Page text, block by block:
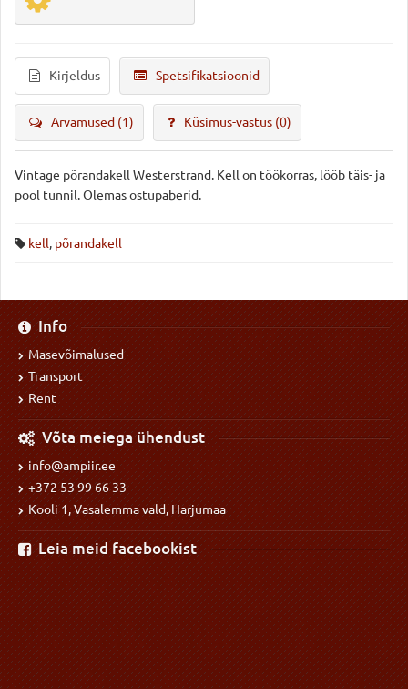
Kirjeldus Spetsifikatsioonid
Arvamused (1) Küsimus-vastus (0)
Vintage põrandakell Westerstrand. Kell on töökorras, lööb täis- ja
pool tunnil. Olemas ostupaberid.
kell, põrandakell
Info
Masevõimalused
Transport
Rent
Võta meiega ühendust
info@ampiir.ee
+372 53 99 66 33
Kooli 1, Vasalemma vald, Harjumaa
Leia meid facebookist